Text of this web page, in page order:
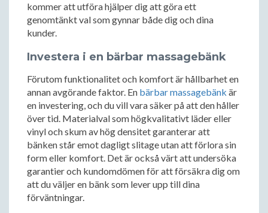
kommer att utföra hjälper dig att göra ett
genomtänkt val som gynnar både dig och dina
kunder.
Investera i en bärbar massagebänk
Förutom funktionalitet och komfort är hållbarhet en
annan avgörande faktor. En bärbar massagebänk är
en investering, och du vill vara säker på att den håller
över tid. Materialval som högkvalitativt läder eller
vinyl och skum av hög densitet garanterar att
bänken står emot dagligt slitage utan att förlora sin
form eller komfort. Det är också värt att undersöka
garantier och kundomdömen för att försäkra dig om
att du väljer en bänk som lever upp till dina
förväntningar.